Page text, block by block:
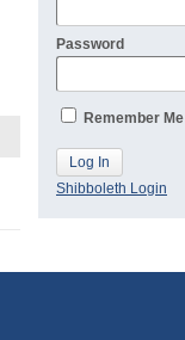
Password
Remember Me
Shibboleth Login